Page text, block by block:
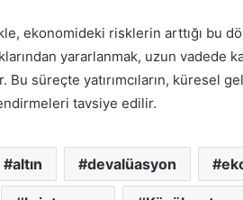
ekonomideki risklerin arttığı bu
yararlanmak, uzun vadede
Bu süreçte yatırımcıların,
tavsiye edilir.
altın devalüasyon